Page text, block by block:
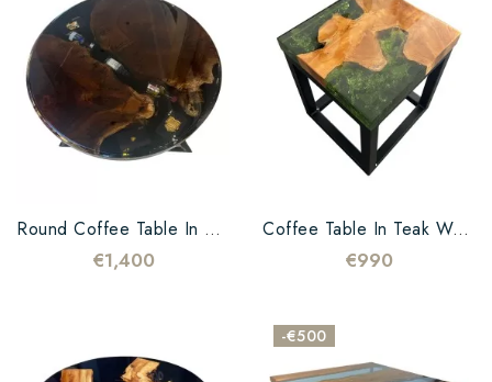
Round Coffee Table In Wood And Black Epoxy Resin – 60 Cm – Unique Piece
€1,400
Coffee Table In Teak Wood And Green Epoxy Resin
€990
-€500